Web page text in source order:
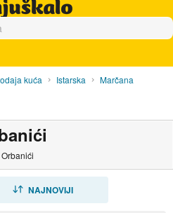
kuća Istarska Marčana
NAJNOVIJI